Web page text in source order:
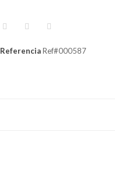
ReferenciaRef#000587